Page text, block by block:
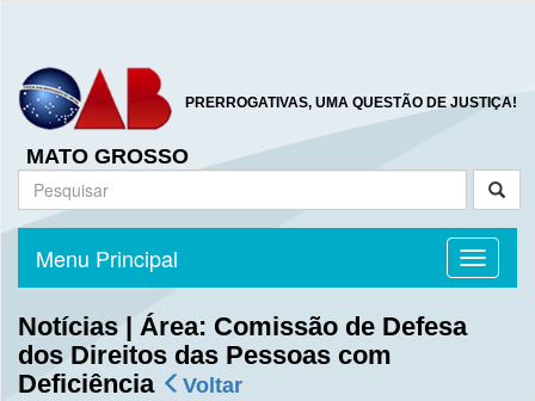
PRERROGATIVAS, UMA QUESTÃO DE JUSTIÇA!
MATO GROSSO
Toggle
Menu Principal
Notícias | Área: Comissão de Defesa
dos Direitos das Pessoas com
Deficiência
Voltar